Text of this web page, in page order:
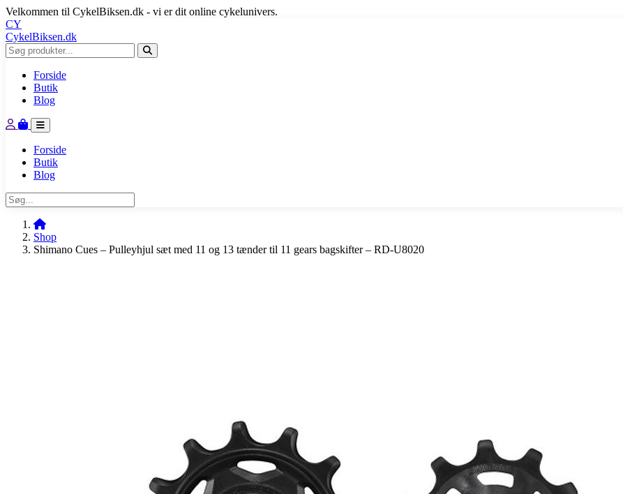
Velkommen til CykelBiksen.dk - vi er dit online cykelunivers.
CY
CykelBiksen.dk
Forside
Butik
Blog
Forside
Butik
Blog
Shop
Shimano Cues – Pulleyhjul sæt med 11 og 13 tænder til 11 gears bagskifter – RD-U8020